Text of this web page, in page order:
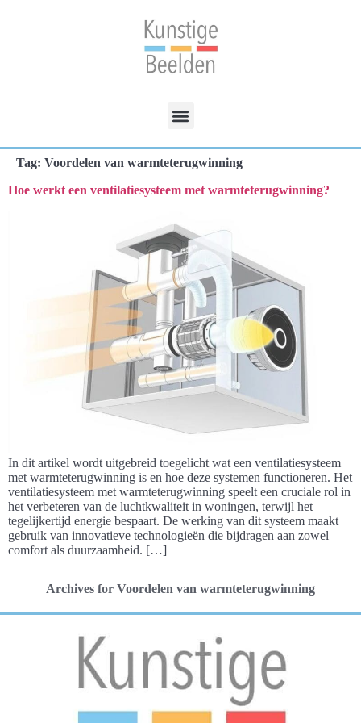
Tag: Voordelen van warmteterugwinning
Hoe werkt een ventilatiesysteem met warmteterugwinning?
In dit artikel wordt uitgebreid toegelicht wat een ventilatiesysteem
met warmteterugwinning is en hoe deze systemen functioneren. Het
ventilatiesysteem met warmteterugwinning speelt een cruciale rol in
het verbeteren van de luchtkwaliteit in woningen, terwijl het
tegelijkertijd energie bespaart. De werking van dit systeem maakt
gebruik van innovatieve technologieën die bijdragen aan zowel
comfort als duurzaamheid. […]
Archives for Voordelen van warmteterugwinning